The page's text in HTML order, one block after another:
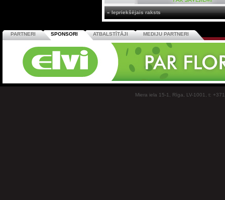
« Iepriekšējais raksts
PARTNERI SPONSORI ATBALSTĪTĀJI MEDIJU PARTNERI
Miera iela 15-1, Rīga, LV-1001, t: